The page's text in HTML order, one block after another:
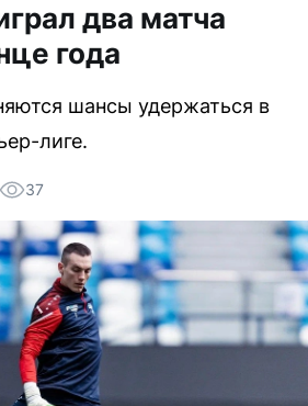
два матча
года
шансы удержаться в
лиге.
37